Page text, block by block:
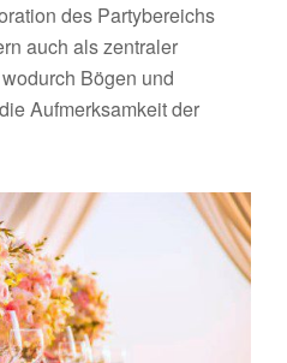
des Partybereichs
auch als zentraler
Bögen und
Aufmerksamkeit der